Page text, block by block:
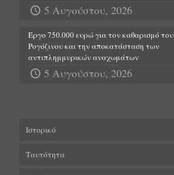
5 Αυγούστου, 2026
Έργο 750.000 ευρώ για τον καθαρισμό του
Ρογόζινου και την αποκατάσταση των
αντιπλημμυρικών αναχωμάτων
5 Αυγούστου, 2026
Ιστορικό
Ταυτότητα